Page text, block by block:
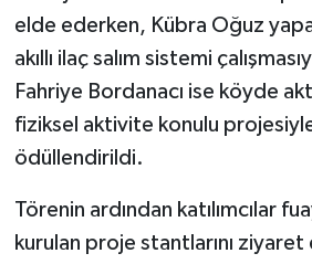
elde ederken, Kübra Oğuz
akıllı ilaç salım sistemi
Fahriye Bordanacı ise köyde
fiziksel aktivite konulu
ödüllendirildi.
Törenin ardından katılımcılar
kurulan proje stantlarını